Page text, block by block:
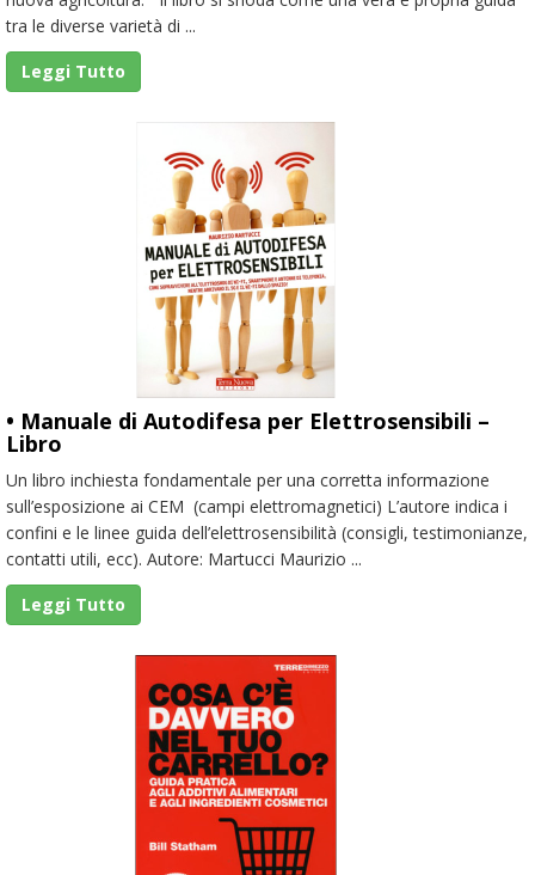
tra le diverse varietà di ...
Leggi Tutto
• Manuale di Autodifesa per Elettrosensibili –
Libro
Un libro inchiesta fondamentale per una corretta informazione
sull’esposizione ai CEM (campi elettromagnetici) L’autore indica i
confini e le linee guida dell’elettrosensibilità (consigli, testimonianze,
contatti utili, ecc). Autore: Martucci Maurizio ...
Leggi Tutto